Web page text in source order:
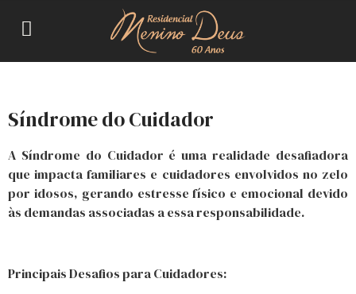
Síndrome do Cuidador
A Síndrome do Cuidador é uma realidade desafiadora
que impacta familiares e cuidadores envolvidos no zelo
por idosos, gerando estresse físico e emocional devido
às demandas associadas a essa responsabilidade.
Principais Desafios para Cuidadores: